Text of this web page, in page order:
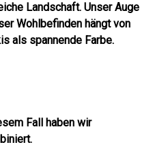
Landschaft. Unser Auge
Wohlbefinden hängt von
als spannende Farbe.
Fall haben wir